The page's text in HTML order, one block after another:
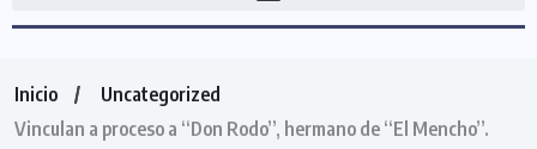
Inicio
Uncategorized
Vinculan a proceso a “Don Rodo”, hermano de “El Mencho”.